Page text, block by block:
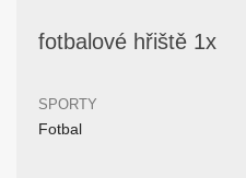
fotbalové hřiště 1x
SPORTY
Fotbal